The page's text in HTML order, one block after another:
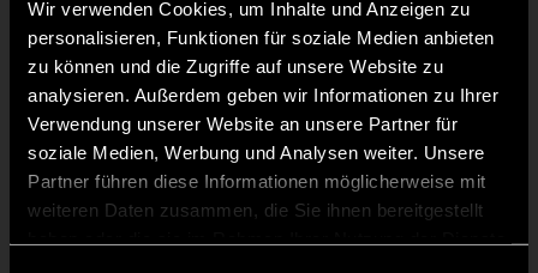
Wir verwenden Cookies, um Inhalte und Anzeigen zu
personalisieren, Funktionen für soziale Medien anbieten
zu können und die Zugriffe auf unsere Website zu
analysieren. Außerdem geben wir Informationen zu Ihrer
Verwendung unserer Website an unsere Partner für
soziale Medien, Werbung und Analysen weiter. Unsere
Partner führen diese Informationen möglicherweise mit
weiteren Daten zusammen, die Sie ihnen bereitgestellt
Staff
Devon CONN